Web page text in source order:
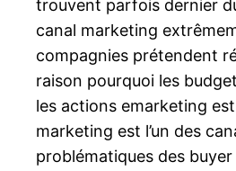
trouvent parfois dernier
canal marketing
compagnies prétendent
raison pourquoi les
les actions emarketing
marketing est l’un des
problématiques des